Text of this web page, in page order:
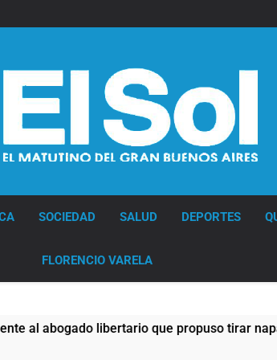
SOCIEDAD SALUD DEPORTES
FLORENCIO VARELA
libertario que propuso tirar napalm